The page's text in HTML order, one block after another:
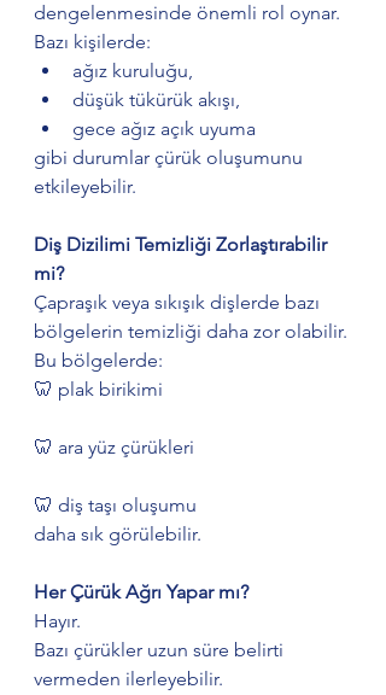
dengelenmesinde önemli rol oynar.
Bazı kişilerde:
ağız kuruluğu,
düşük tükürük akışı,
gece ağız açık uyuma
gibi durumlar çürük oluşumunu
etkileyebilir.
Diş Dizilimi Temizliği Zorlaştırabilir
mi?
Çapraşık veya sıkışık dişlerde bazı
bölgelerin temizliği daha zor olabilir.
Bu bölgelerde:
🦷 plak birikimi
🦷 ara yüz çürükleri
🦷 diş taşı oluşumu
daha sık görülebilir.
Her Çürük Ağrı Yapar mı?
Hayır.
Bazı çürükler uzun süre belirti
vermeden ilerleyebilir.